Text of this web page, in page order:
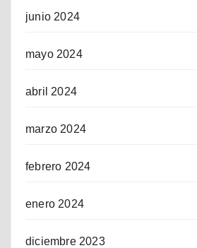
junio 2024
mayo 2024
abril 2024
marzo 2024
febrero 2024
enero 2024
diciembre 2023